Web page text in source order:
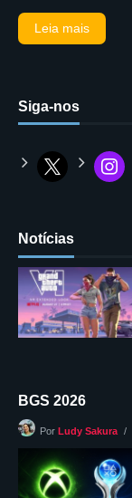
Leia mais
Siga-nos
Notícias
BGS 2026
PorLudy Sakura